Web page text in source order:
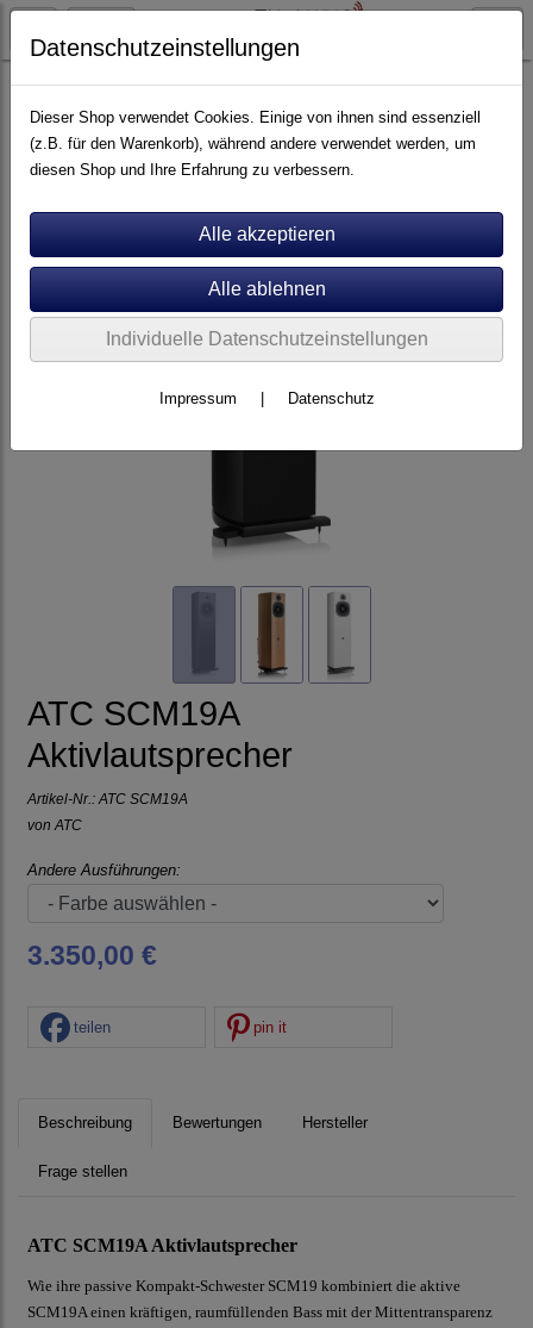
Artikel nach Marken A - E ATC
ATC SCM19A
Aktivlautsprecher
Artikel-Nr.: ATC SCM19A
von ATC
Andere Ausführungen:
3.350,00 €
teilen pin it
Beschreibung Bewertungen Hersteller
Frage stellen
ATC SCM19A Aktivlautsprecher
Wie ihre passive Kompakt-Schwester SCM19 kombiniert die aktive
SCM19A einen kräftigen, raumfüllenden Bass mit der Mittentransparenz
Datenschutzeinstellungen
Dieser Shop verwendet Cookies. Einige von ihnen sind essenziell
(z.B. für den Warenkorb), während andere verwendet werden, um
diesen Shop und Ihre Erfahrung zu verbessern.
Individuelle Datenschutzeinstellungen
Impressum Datenschutz